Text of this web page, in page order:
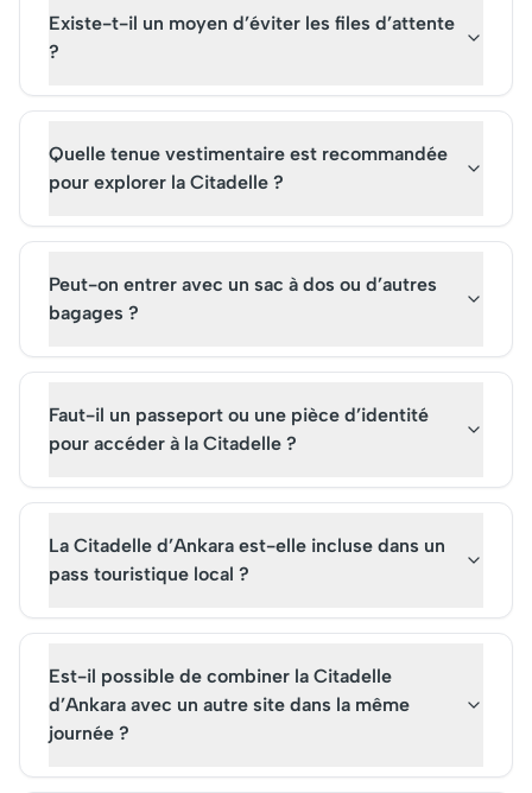
Existe-t-il un moyen d’éviter les files d’attente
?
Quelle tenue vestimentaire est recommandée
pour explorer la Citadelle ?
Peut-on entrer avec un sac à dos ou d’autres
bagages ?
Faut-il un passeport ou une pièce d’identité
pour accéder à la Citadelle ?
La Citadelle d’Ankara est-elle incluse dans un
pass touristique local ?
Est-il possible de combiner la Citadelle
d’Ankara avec un autre site dans la même
journée ?